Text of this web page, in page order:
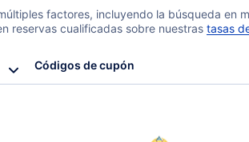
factores, incluyendo la búsqueda en
reservas cualificadas sobre nuestras tasas
Códigos de cupón